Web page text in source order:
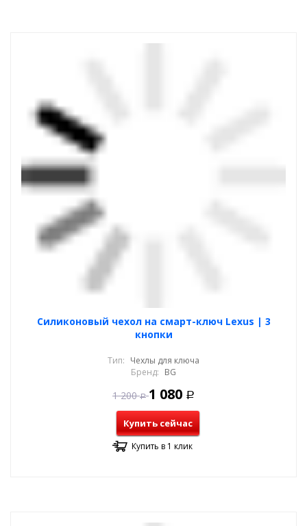
Силиконовый чехол на смарт-ключ Lexus | 3
кнопки
Тип: Чехлы для ключа
Бренд: BG
1 200 Р 1 080 Р
Купить сейчас
Купить в 1 клик